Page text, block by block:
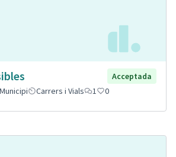
Acceptada
Municipi Carrers i Vials 1 0